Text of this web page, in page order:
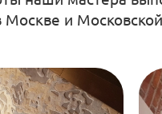
Москве и